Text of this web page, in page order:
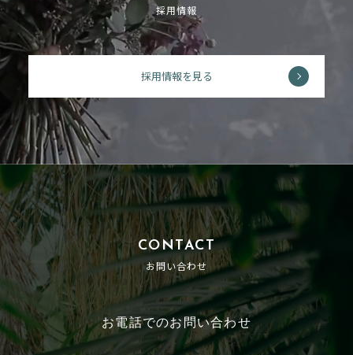
採用情報
採用情報を見る
CONTACT
お問い合わせ
お電話でのお問い合わせ